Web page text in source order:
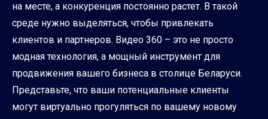
на месте, а конкуренция постоянно растет. В такой
среде нужно выделяться, чтобы привлекать
клиентов и партнеров. Видео 360 – это не просто
модная технология, а мощный инструмент для
продвижения вашего бизнеса в столице Беларуси.
Представьте, что ваши потенциальные клиенты
могут виртуально прогуляться по вашему новому